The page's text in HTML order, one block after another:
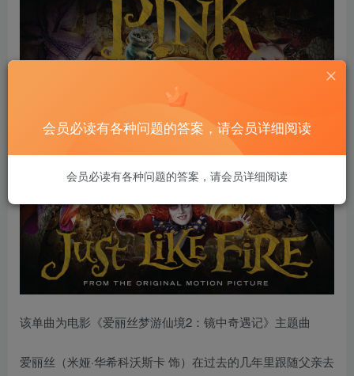
该单曲为电影《爱丽丝梦游仙境2：镜中奇遇记》主题曲
爱丽丝（米娅·华希科沃斯卡 饰）在过去的几年里跟随父亲去
会员必读有各种问题的答案，请会员详细阅读
会员必读有各种问题的答案，请会员详细阅读